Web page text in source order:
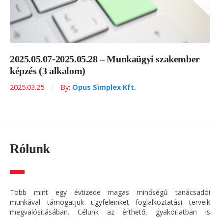
2025.05.07-2025.05.28 – Munkaügyi szakember
képzés (3 alkalom)
2025.03.25. By: Opus Simplex Kft.
Rólunk
Több mint egy évtizede magas minőségű tanácsadói
munkával támogatjuk ügyfeleinket foglalkoztatási terveik
megvalósításában. Célunk az érthető, gyakorlatban is